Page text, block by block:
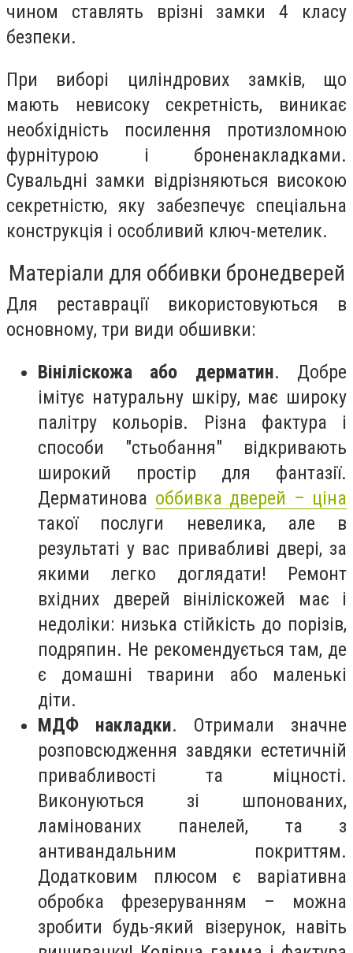
чином ставлять врізні замки 4 класу
безпеки.
При виборі циліндрових замків, що
мають невисоку секретність, виникає
необхідність посилення протизломною
фурнітурою і броненакладками.
Сувальдні замки відрізняються високою
секретністю, яку забезпечує спеціальна
конструкція і особливий ключ-метелик.
Матеріали для оббивки бронедверей
Для реставрації використовуються в
основному, три види обшивки:
Вініліскожа або дерматин. Добре
імітує натуральну шкіру, має широку
палітру кольорів. Різна фактура і
способи "стьобання" відкривають
широкий простір для фантазії.
Дерматинова оббивка дверей – ціна
такої послуги невелика, але в
результаті у вас привабливі двері, за
якими легко доглядати! Ремонт
вхідних дверей вініліскожей має і
недоліки: низька стійкість до порізів,
подряпин. Не рекомендується там, де
є домашні тварини або маленькі
діти.
МДФ накладки. Отримали значне
розповсюдження завдяки естетичній
привабливості та міцності.
Виконуються зі шпонованих,
ламінованих панелей, та з
антивандальним покриттям.
Додатковим плюсом є варіативна
обробка фрезеруванням – можна
зробити будь-який візерунок, навіть